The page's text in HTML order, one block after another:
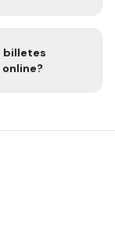
online?